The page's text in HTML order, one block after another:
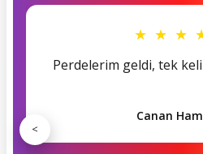
★ ★ ★
Perdelerim geldi, tek
Canan
<